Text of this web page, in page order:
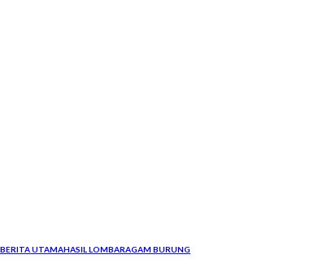
BERITA UTAMAHASIL LOMBARAGAM BURUNG